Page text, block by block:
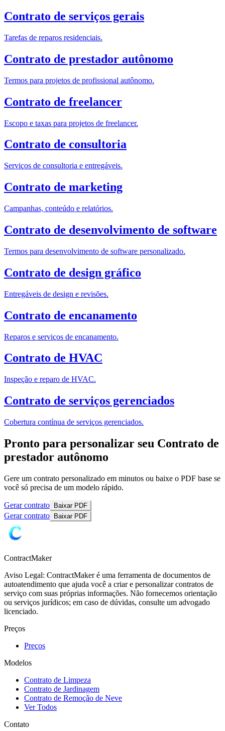
Contrato de serviços gerais
Tarefas de reparos residenciais.
Contrato de prestador autônomo
Termos para projetos de profissional autônomo.
Contrato de freelancer
Escopo e taxas para projetos de freelancer.
Contrato de consultoria
Serviços de consultoria e entregáveis.
Contrato de marketing
Campanhas, conteúdo e relatórios.
Contrato de desenvolvimento de software
Termos para desenvolvimento de software personalizado.
Contrato de design gráfico
Entregáveis de design e revisões.
Contrato de encanamento
Reparos e serviços de encanamento.
Contrato de HVAC
Inspeção e reparo de HVAC.
Contrato de serviços gerenciados
Cobertura contínua de serviços gerenciados.
Pronto para personalizar seu Contrato de
prestador autônomo
Gere um contrato personalizado em minutos ou baixe o PDF base se
você só precisa de um modelo rápido.
Gerar contrato Baixar PDF
Gerar contrato Baixar PDF
ContractMaker
Aviso Legal: ContractMaker é uma ferramenta de documentos de
autoatendimento que ajuda você a criar e personalizar contratos de
serviço com suas próprias informações. Não fornecemos orientação
ou serviços jurídicos; em caso de dúvidas, consulte um advogado
licenciado.
Preços
Preços
Modelos
Contrato de Limpeza
Contrato de Jardinagem
Contrato de Remoção de Neve
Ver Todos
Contato